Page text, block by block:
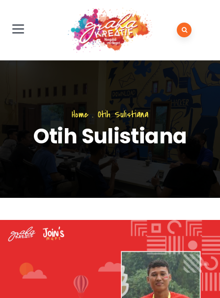
Home . Otih Sulistiana
Otih Sulistiana